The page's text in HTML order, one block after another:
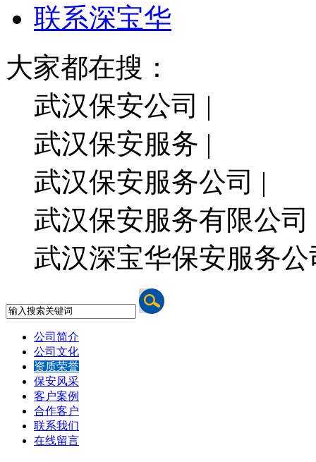
联系深宝华
大家都在搜：
武汉保安公司 |
武汉保安服务 |
武汉保安服务公司 |
武汉保安服务有限公司
武汉深宝华保安服务公
公司简介
公司文化
资质荣誉
保安风采
客户案例
合作客户
联系我们
在线留言